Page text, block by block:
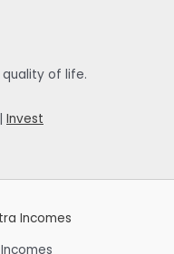
quality of life.
Invest
Incomes